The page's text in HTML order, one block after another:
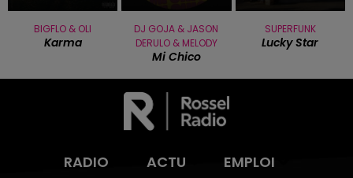
BIGFLO & OLI
Karma
DJ GOJA & JASON
DERULO & MELODY
Mi Chico
SUPERFUNK
Lucky Star
RADIO ACTU
EMPLOI